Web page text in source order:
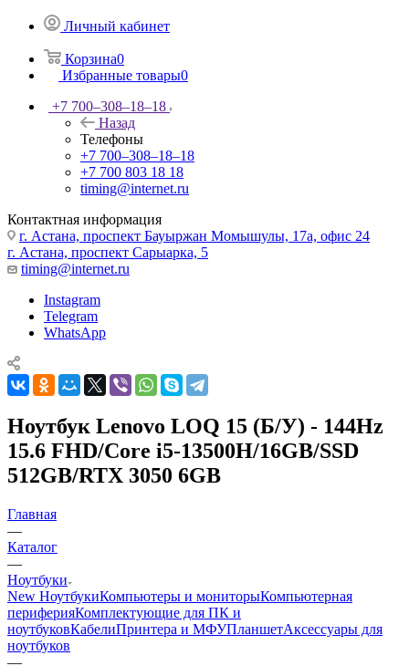
Личный кабинет
Корзина0
Избранные товары0
+7 700‒308‒18‒18
Назад
Телефоны
+7 700‒308‒18‒18
+7 700 803 18 18
timing@internet.ru
Контактная информация
г. Астана, проспект Бауыржан Момышулы, 17а, офис 24
г. Астана, проспект Сарыарка, 5
timing@internet.ru
Instagram
Telegram
WhatsApp
Ноутбук Lenovo LOQ 15 (Б/У) - 144Hz
15.6 FHD/Core i5-13500H/16GB/SSD
512GB/RTX 3050 6GB
Главная
—
Каталог
—
Ноутбуки
New НоутбукиКомпьютеры и мониторыКомпьютерная
периферияКомплектующие для ПК и
ноутбуковКабелиПринтера и МФУПланшетАксессуары для
ноутбуков
—